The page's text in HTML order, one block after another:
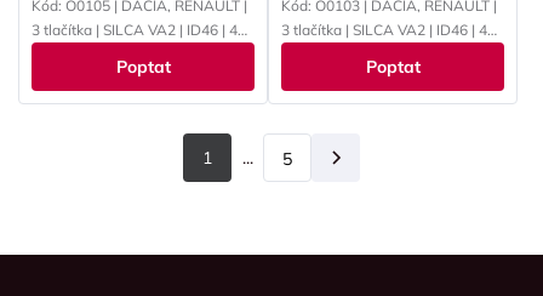
Kód: O0105 | DACIA, RENAULT |
3 tlačítka | SILCA VA2 | ID46 | 433
Poptat
Kód: O0103 | DACIA, RENAULT |
3 tlačítka | SILCA VA2 | ID46 | 434
Poptat
1 ... 5